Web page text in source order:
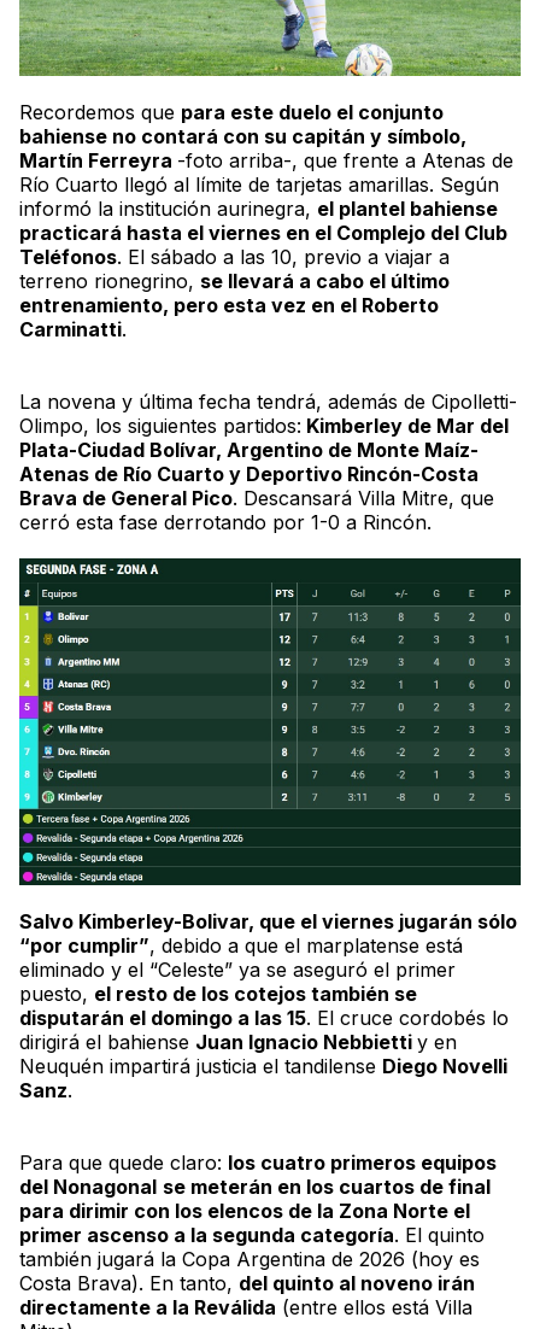
Recordemos que para este duelo el conjunto
bahiense no contará con su capitán y símbolo,
Martín Ferreyra -foto arriba-, que frente a Atenas de
Río Cuarto llegó al límite de tarjetas amarillas. Según
informó la institución aurinegra, el plantel bahiense
practicará hasta el viernes en el Complejo del Club
Teléfonos. El sábado a las 10, previo a viajar a
terreno rionegrino, se llevará a cabo el último
entrenamiento, pero esta vez en el Roberto
Carminatti.
La novena y última fecha tendrá, además de Cipolletti-
Olimpo, los siguientes partidos: Kimberley de Mar del
Plata-Ciudad Bolívar, Argentino de Monte Maíz-
Atenas de Río Cuarto y Deportivo Rincón-Costa
Brava de General Pico. Descansará Villa Mitre, que
cerró esta fase derrotando por 1-0 a Rincón.
Salvo Kimberley-Bolivar, que el viernes jugarán sólo
“por cumplir”, debido a que el marplatense está
eliminado y el “Celeste” ya se aseguró el primer
puesto, el resto de los cotejos también se
disputarán el domingo a las 15. El cruce cordobés lo
dirigirá el bahiense Juan Ignacio Nebbietti y en
Neuquén impartirá justicia el tandilense Diego Novelli
Sanz.
Para que quede claro: los cuatro primeros equipos
del Nonagonal se meterán en los cuartos de final
para dirimir con los elencos de la Zona Norte el
primer ascenso a la segunda categoría. El quinto
también jugará la Copa Argentina de 2026 (hoy es
Costa Brava). En tanto, del quinto al noveno irán
directamente a la Reválida (entre ellos está Villa